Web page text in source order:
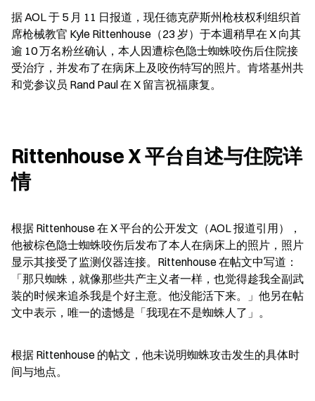
据 AOL 于 5 月 11 日报道，现任德克萨斯州枪枝权利组织首
席枪械教官 Kyle Rittenhouse（23 岁）于本週稍早在 X 向其
逾 10 万名粉丝确认，本人因遭棕色隐士蜘蛛咬伤后住院接
受治疗，并发布了在病床上及咬伤特写的照片。肯塔基州共
和党参议员 Rand Paul 在 X 留言祝福康复。
Rittenhouse X 平台自述与住院详
情
根据 Rittenhouse 在 X 平台的公开发文（AOL 报道引用），
他被棕色隐士蜘蛛咬伤后发布了本人在病床上的照片，照片
显示其接受了监测仪器连接。Rittenhouse 在帖文中写道：
「那只蜘蛛，就像那些共产主义者一样，也觉得趁我全副武
装的时候来追杀我是个好主意。他没能活下来。」他另在帖
文中表示，唯一的遗憾是「我现在不是蜘蛛人了」。
根据 Rittenhouse 的帖文，他未说明蜘蛛攻击发生的具体时
间与地点。